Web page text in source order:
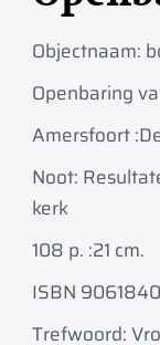
Objectnaam:
Openbaring
Amersfoort :
Noot:
kerk
108 p. :21 cm.
ISBN
Trefwoord: